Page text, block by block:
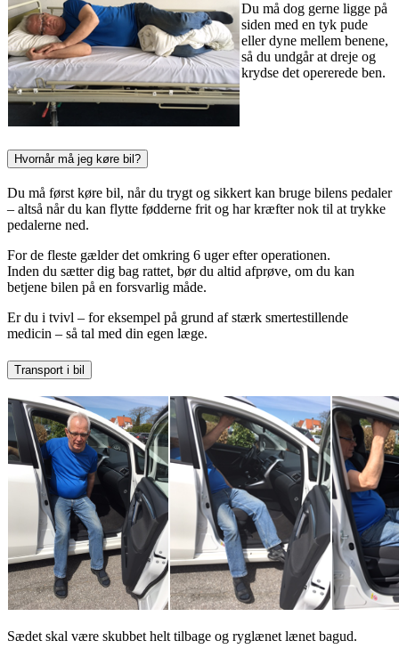
Du må dog gerne ligge på
siden med en tyk pude
eller dyne mellem benene,
så du undgår at dreje og
krydse det opererede ben.
Hvornår må jeg køre bil?
Du må først køre bil, når du trygt og sikkert kan bruge bilens pedaler
– altså når du kan flytte fødderne frit og har kræfter nok til at trykke
pedalerne ned.
For de fleste gælder det omkring 6 uger efter operationen.
Inden du sætter dig bag rattet, bør du altid afprøve, om du kan
betjene bilen på en forsvarlig måde.
Er du i tvivl – for eksempel på grund af stærk smertestillende
medicin – så tal med din egen læge.
Transport i bil
Sædet skal være skubbet helt tilbage og ryglænet lænet bagud.